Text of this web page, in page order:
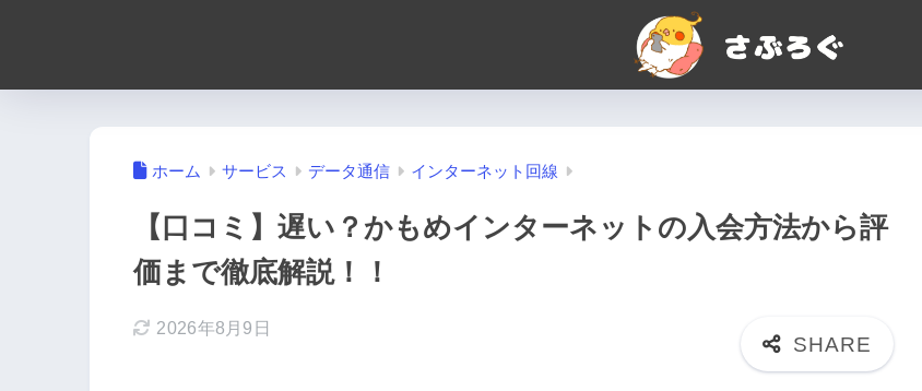
ホーム サービス データ通信 インターネット回線
【口コミ】遅い？かもめインターネットの入会方法から評
価まで徹底解説！！
2026年8月9日